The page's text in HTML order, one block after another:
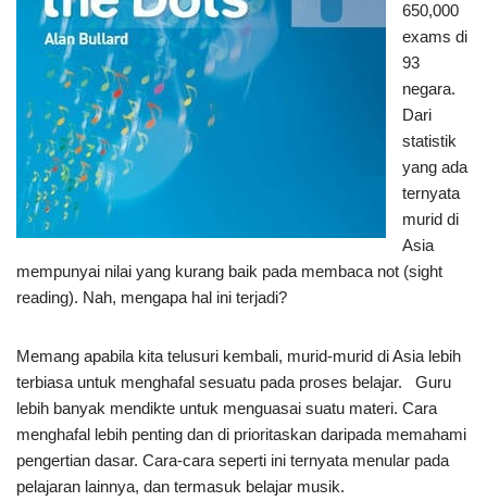
650,000
exams di
93
negara.
Dari
statistik
yang ada
ternyata
murid di
Asia
mempunyai nilai yang kurang baik pada membaca not (sight
reading). Nah, mengapa hal ini terjadi?
Memang apabila kita telusuri kembali, murid-murid di Asia lebih
terbiasa untuk menghafal sesuatu pada proses belajar. Guru
lebih banyak mendikte untuk menguasai suatu materi. Cara
menghafal lebih penting dan di prioritaskan daripada memahami
pengertian dasar. Cara-cara seperti ini ternyata menular pada
pelajaran lainnya, dan termasuk belajar musik.